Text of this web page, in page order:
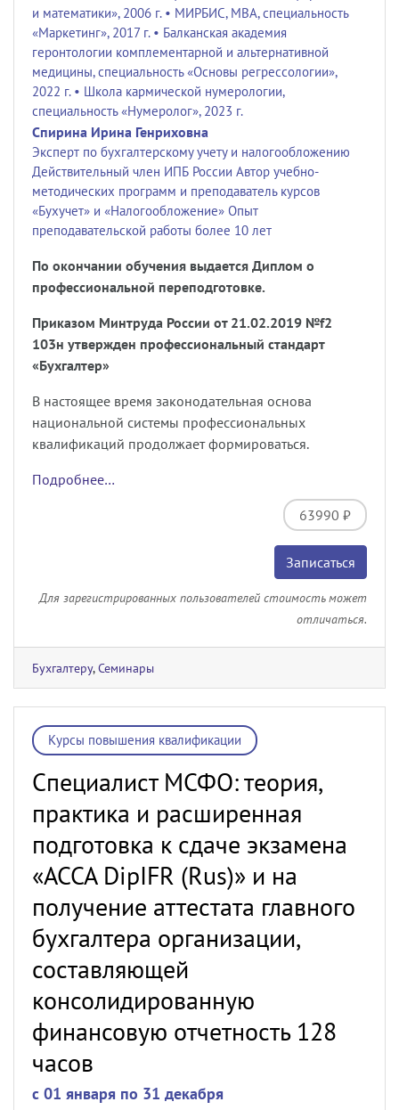
и математики», 2006 г. • МИРБИС, МВА, специальность
«Маркетинг», 2017 г. • Балканская академия
геронтологии комплементарной и альтернативной
медицины, специальность «Основы регрессологии»,
2022 г. • Школа кармической нумерологии,
специальность «Нумеролог», 2023 г.
Спирина Ирина Генриховна
Эксперт по бухгалтерскому учету и налогообложению
Действительный член ИПБ России Автор учебно-
методических программ и преподаватель курсов
«Бухучет» и «Налогообложение» Опыт
преподавательской работы более 10 лет
По окончании обучения выдается Диплом о
профессиональной переподготовке.
Приказом Минтруда России от 21.02.2019 №f2
103н утвержден профессиональный стандарт
«Бухгалтер»
В настоящее время законодательная основа
национальной системы профессиональных
квалификаций продолжает формироваться.
Подробнее…
63990 ₽
Записаться
Для зарегистрированных пользователей стоимость может
отличаться.
Бухгалтеру,Семинары
Курсы повышения квалификации
Специалист МСФО: теория,
практика и расширенная
подготовка к сдаче экзамена
«ACCA DipIFR (Rus)» и на
получение аттестата главного
бухгалтера организации,
составляющей
консолидированную
финансовую отчетность 128
часов
c 01 января по 31 декабря